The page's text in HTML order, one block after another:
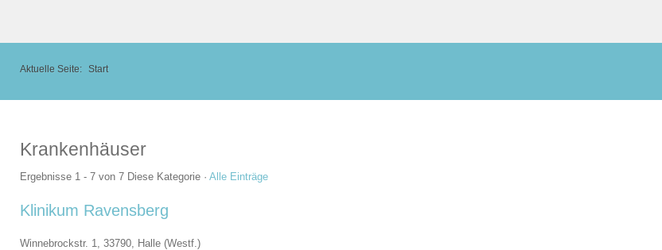
Aktuelle Seite: Start
Krankenhäuser
Ergebnisse 1 - 7 von 7 Diese Kategorie · Alle Einträge
Klinikum Ravensberg
Winnebrockstr. 1, 33790, Halle (Westf.)